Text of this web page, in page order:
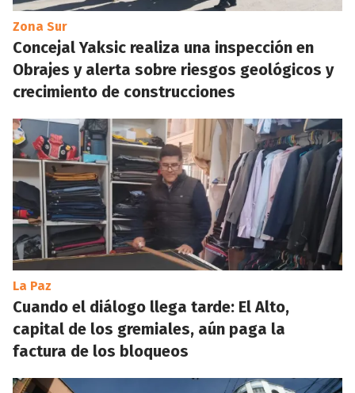
Zona Sur
Concejal Yaksic realiza una inspección en
Obrajes y alerta sobre riesgos geológicos y
crecimiento de construcciones
La Paz
Cuando el diálogo llega tarde: El Alto,
capital de los gremiales, aún paga la
factura de los bloqueos